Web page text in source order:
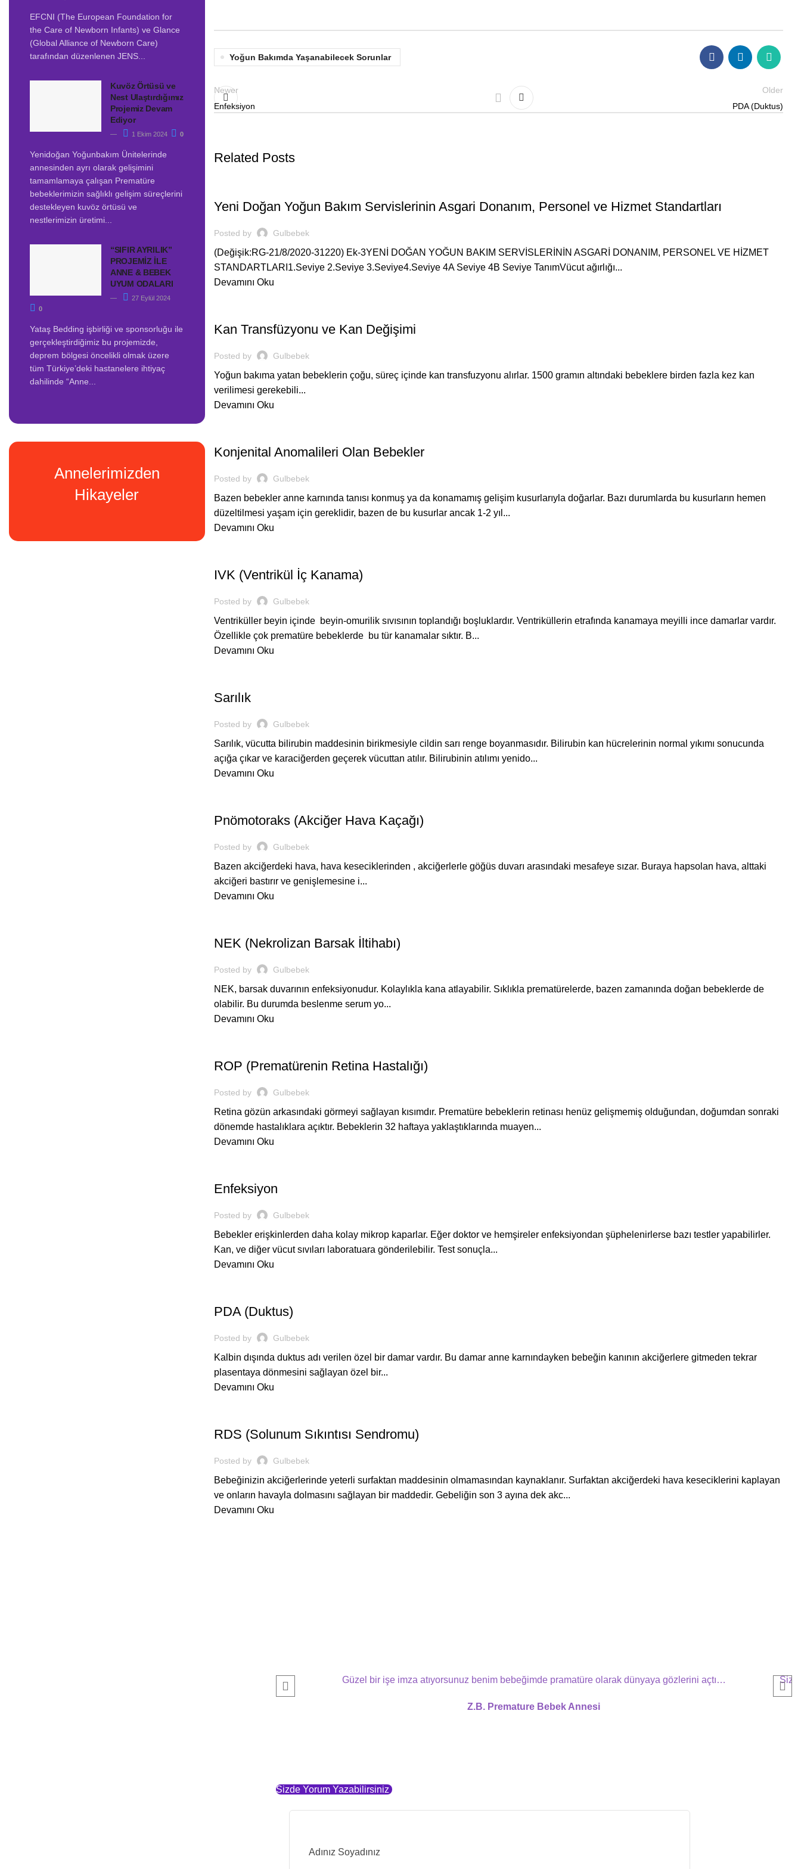
Yoğun Bakımda Yaşanabilecek Sorunlar
Newer
Enfeksiyon
Older
PDA (Duktus)
Related Posts
Yeni Doğan Yoğun Bakım Servislerinin Asgari Donanım, Personel ve Hizmet Standartları
Posted by Gulbebek
(Değişik:RG-21/8/2020-31220) Ek-3YENİ DOĞAN YOĞUN BAKIM SERVİSLERİNİN ASGARİ DONANIM, PERSONEL VE HİZMET
STANDARTLARI1.Seviye 2.Seviye 3.Seviye4.Seviye 4A Seviye 4B Seviye TanımVücut ağırlığı...
Devamını Oku
Kan Transfüzyonu ve Kan Değişimi
Posted by Gulbebek
Yoğun bakıma yatan bebeklerin çoğu, süreç içinde kan transfuzyonu alırlar. 1500 gramın altındaki bebeklere birden fazla kez kan
verilimesi gerekebili...
Devamını Oku
Konjenital Anomalileri Olan Bebekler
Posted by Gulbebek
Bazen bebekler anne karnında tanısı konmuş ya da konamamış gelişim kusurlarıyla doğarlar. Bazı durumlarda bu kusurların hemen
düzeltilmesi yaşam için gereklidir, bazen de bu kusurlar ancak 1-2 yıl...
Devamını Oku
IVK (Ventrikül İç Kanama)
Posted by Gulbebek
Ventriküller beyin içinde beyin-omurilik sıvısının toplandığı boşluklardır. Ventriküllerin etrafında kanamaya meyilli ince damarlar vardır.
Özellikle çok prematüre bebeklerde bu tür kanamalar sıktır. B...
Devamını Oku
Sarılık
Posted by Gulbebek
Sarılık, vücutta bilirubin maddesinin birikmesiyle cildin sarı renge boyanmasıdır. Bilirubin kan hücrelerinin normal yıkımı sonucunda
açığa çıkar ve karaciğerden geçerek vücuttan atılır. Bilirubinin atılımı yenido...
Devamını Oku
Pnömotoraks (Akciğer Hava Kaçağı)
Posted by Gulbebek
Bazen akciğerdeki hava, hava keseciklerinden , akciğerlerle göğüs duvarı arasındaki mesafeye sızar. Buraya hapsolan hava, alttaki
akciğeri bastırır ve genişlemesine i...
Devamını Oku
NEK (Nekrolizan Barsak İltihabı)
Posted by Gulbebek
NEK, barsak duvarının enfeksiyonudur. Kolaylıkla kana atlayabilir. Sıklıkla prematürelerde, bazen zamanında doğan bebeklerde de
olabilir. Bu durumda beslenme serum yo...
Devamını Oku
ROP (Prematürenin Retina Hastalığı)
Posted by Gulbebek
Retina gözün arkasındaki görmeyi sağlayan kısımdır. Prematüre bebeklerin retinası henüz gelişmemiş olduğundan, doğumdan sonraki
dönemde hastalıklara açıktır. Bebeklerin 32 haftaya yaklaştıklarında muayen...
Devamını Oku
Enfeksiyon
Posted by Gulbebek
Bebekler erişkinlerden daha kolay mikrop kaparlar. Eğer doktor ve hemşireler enfeksiyondan şüphelenirlerse bazı testler yapabilirler.
Kan, ve diğer vücut sıvıları laboratuara gönderilebilir. Test sonuçla...
Devamını Oku
PDA (Duktus)
Posted by Gulbebek
Kalbin dışında duktus adı verilen özel bir damar vardır. Bu damar anne karnındayken bebeğin kanının akciğerlere gitmeden tekrar
plasentaya dönmesini sağlayan özel bir...
Devamını Oku
RDS (Solunum Sıkıntısı Sendromu)
Posted by Gulbebek
Bebeğinizin akciğerlerinde yeterli surfaktan maddesinin olmamasından kaynaklanır. Surfaktan akciğerdeki hava keseciklerini kaplayan
ve onların havayla dolmasını sağlayan bir maddedir. Gebeliğin son 3 ayına dek akc...
Devamını Oku
EFCNI (The European Foundation for
the Care of Newborn Infants) ve Glance
(Global Alliance of Newborn Care)
tarafından düzenlenen JENS...
Kuvöz Örtüsü ve
Nest Ulaştırdığımız
Projemiz Devam
Ediyor
1 Ekim 2024 0
Yenidoğan Yoğunbakım Ünitelerinde
annesinden ayrı olarak gelişimini
tamamlamaya çalışan Prematüre
bebeklerimizin sağlıklı gelişim süreçlerini
destekleyen kuvöz örtüsü ve
nestlerimizin üretimi...
“SIFIR AYRILIK”
PROJEMİZ İLE
ANNE & BEBEK
UYUM ODALARI
27 Eylül 2024
0
Yataş Bedding işbirliği ve sponsorluğu ile
gerçekleştirdiğimiz bu projemizde,
deprem bölgesi öncelikli olmak üzere
tüm Türkiye’deki hastanelere ihtiyaç
dahilinde “Anne...
Annelerimizden
Hikayeler
Güzel bir işe imza atıyorsunuz benim bebeğimde pramatüre olarak dünyaya gözlerini açtı…
Z.B. Premature Bebek Annesi
Sizde Yorum Yazabilirsiniz
Adınız Soyadınız